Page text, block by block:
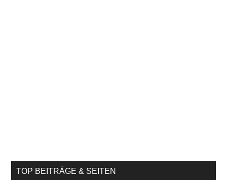
TOP BEITRÄGE & SEITEN